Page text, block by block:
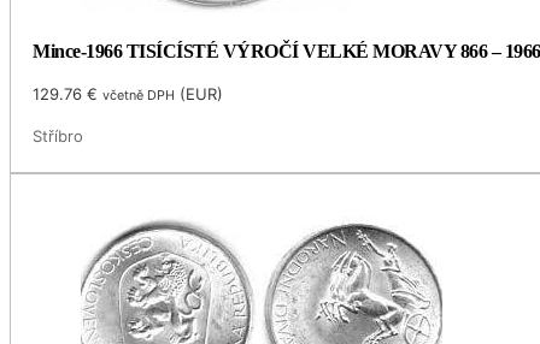
Mince-1966 TISÍCÍSTÉ VÝROČÍ VELKÉ MORAVY 866 – 1966
129.76€ včetně DPH (EUR)
Stříbro